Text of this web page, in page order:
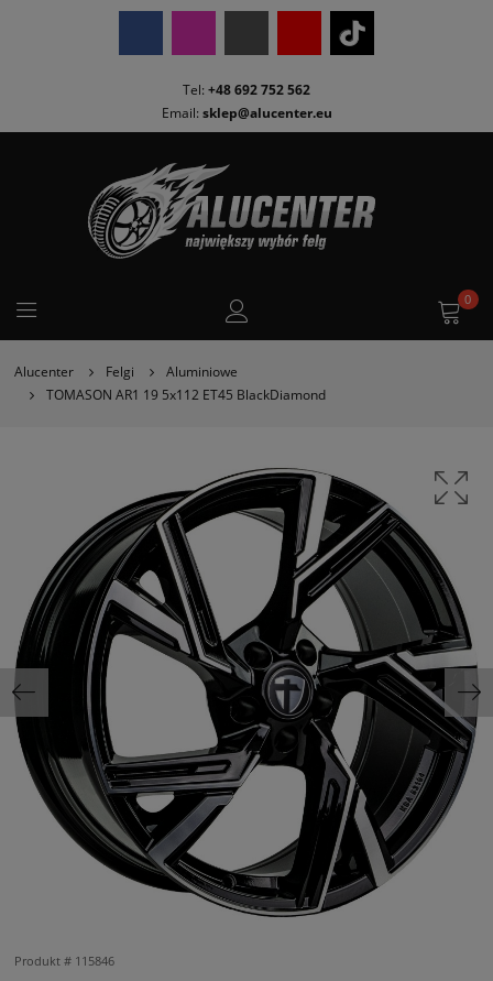
Tel: +48 692 752 562
Email: sklep@alucenter.eu
0
Alucenter Felgi
Aluminiowe
TOMASON AR1 19 5x112 ET45 BlackDiamond
Produkt # 115846